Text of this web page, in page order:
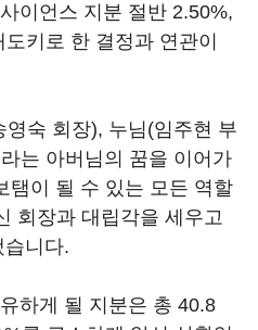
이언스 지분 절반 2.50%,
키로 한 결정과 연관이
영숙 회장), 누님(임주현 부
는 아버님의 꿈을 이어가
탬이 될 수 있는 모든 역할
회장과 대립각을 세우고
니다.
하게 될 지분은 총 40.8